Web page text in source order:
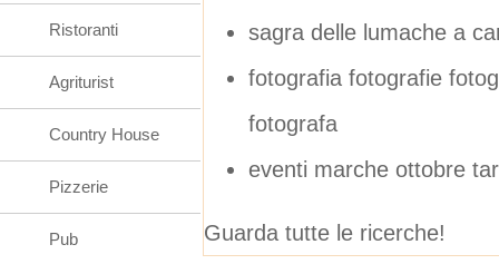
sagra delle lumache a
fotografia fotografie
fotografa
eventi marche ottobre
Guarda tutte le ricerche!
Ristoranti
Agriturist
Country House
Pizzerie
Pub